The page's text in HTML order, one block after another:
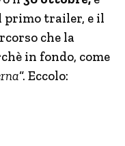
primo trailer, e il
che la
in fondo, come
“. Eccolo: